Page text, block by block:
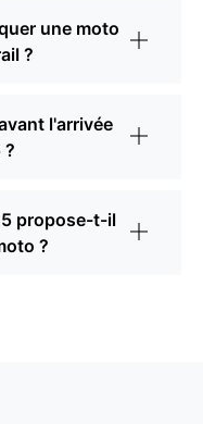
une moto
?
l'arrivée
?
propose-t-il
?